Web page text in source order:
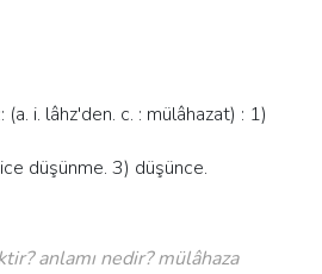
(a. i. lâhz'den. c. : mülâhazat) : 1)
düşünme. 3) düşünce.
anlamı nedir? mülâhaza